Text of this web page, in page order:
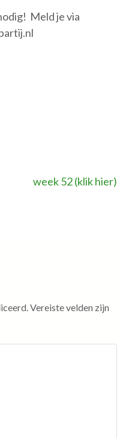
Meld je via
week 52 (klik hier)
Vereiste velden zijn